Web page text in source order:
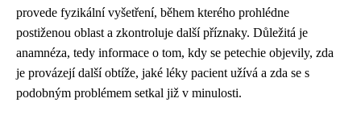
provede fyzikální vyšetření, během kterého prohlédne
postiženou oblast a zkontroluje další příznaky. Důležitá je
anamnéza, tedy informace o tom, kdy se petechie objevily, zda
je provázejí další obtíže, jaké léky pacient užívá a zda se s
podobným problémem setkal již v minulosti.